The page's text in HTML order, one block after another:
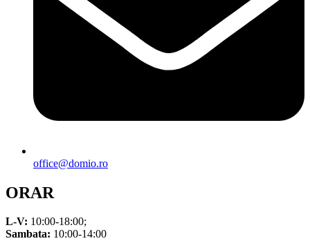
office@domio.ro
ORAR
L-V: 10:00-18:00;
Sambata: 10:00-14:00